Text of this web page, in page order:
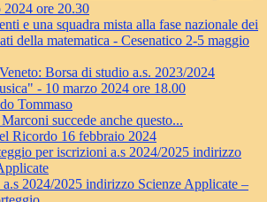
2024 ore 20.30
e una squadra mista alla fase nazionale dei
della matematica - Cesenatico 2-5 maggio
Borsa di studio a.s. 2023/2024
- 10 marzo 2024 ore 18.00
Tommaso
succede anche questo...
Ricordo 16 febbraio 2024
per iscrizioni a.s 2024/2025 indirizzo
2024/2025 indirizzo Scienze Applicate –